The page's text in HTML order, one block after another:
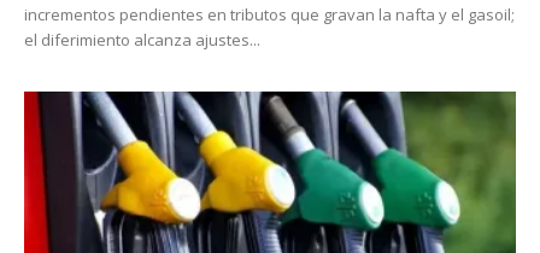
incrementos pendientes en tributos que gravan la nafta y el gasoil;
el diferimiento alcanza ajustes...